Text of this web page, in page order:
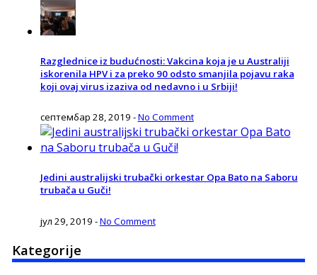
Razglednice iz budućnosti: Vakcina koja je u Australiji
iskorenila HPV i za preko 90 odsto smanjila pojavu raka
koji ovaj virus izaziva od nedavno i u Srbiji!
септембар 28, 2019 -No Comment
Jedini australijski trubački orkestar Opa Bato na Saboru
trubača u Guči!
јул 29, 2019 -No Comment
Kategorije